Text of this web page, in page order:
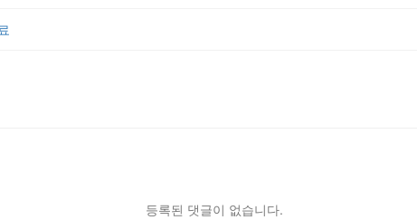
등록된 댓글이 없습니다.